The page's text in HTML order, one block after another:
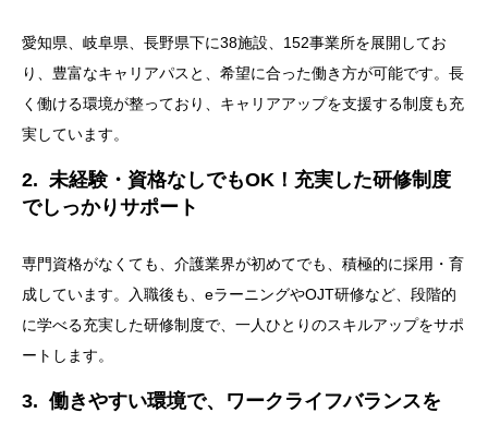
愛知県、岐阜県、長野県下に38施設、152事業所を展開してお
り、豊富なキャリアパスと、希望に合った働き方が可能です。長
く働ける環境が整っており、キャリアアップを支援する制度も充
実しています。
2. 未経験・資格なしでもOK！充実した研修制度
でしっかりサポート
専門資格がなくても、介護業界が初めてでも、積極的に採用・育
成しています。入職後も、eラーニングやOJT研修など、段階的
に学べる充実した研修制度で、一人ひとりのスキルアップをサポ
ートします。
3. 働きやすい環境で、ワークライフバランスを